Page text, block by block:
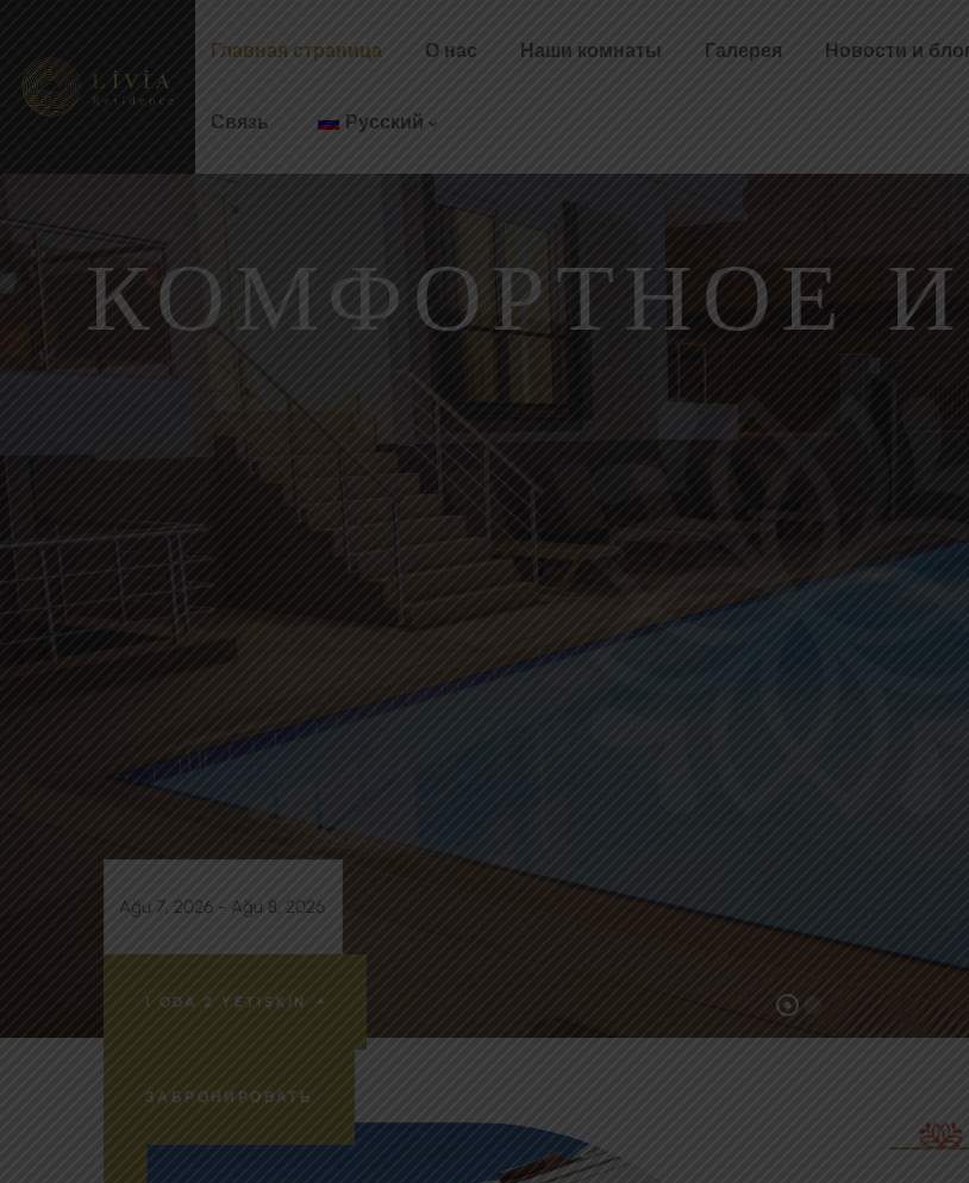
Главная страница О нас Наши комнаты Галерея Новости и
Связь Русский
КОМФОРТНОЕ
LIVIA LUXURY APART HOTEL
1 ODA2 YETIŞKIN
ЗАБРОНИРОВАТЬ